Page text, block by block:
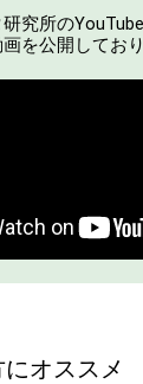
究所の
を公開しており
オススメ